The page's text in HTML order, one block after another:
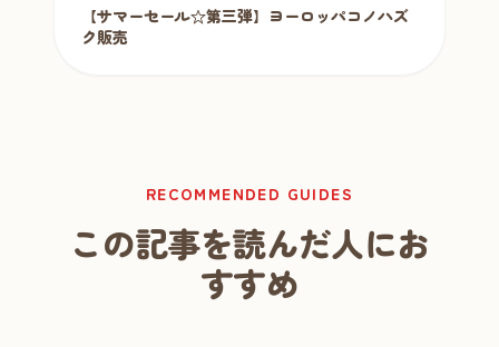
【サマーセール☆第三弾】ヨーロッパコノハズ
ク販売
RECOMMENDED GUIDES
この記事を読んだ人にお
すすめ